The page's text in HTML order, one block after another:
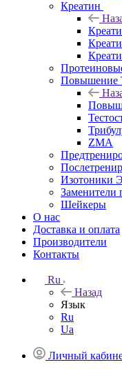
Креатин
Повышение
ZMA
Изотоники
Заменители
Шейкеры
О нас
Доставка и оплата
Производители
Контакты
Ru
Назад
Язык
Ru
Ua
Личный